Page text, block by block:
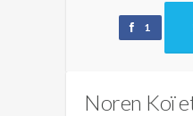
1
Noren Koï